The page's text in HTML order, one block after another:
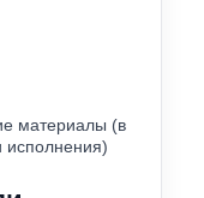
материалы (в
исполнения)